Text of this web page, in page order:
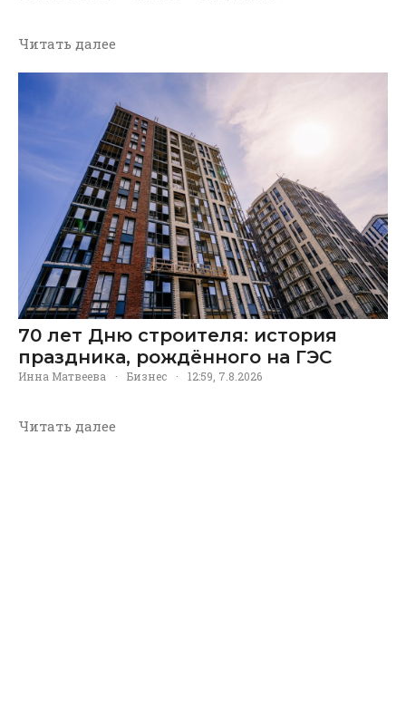
Читать далее
70 лет Дню строителя: история
праздника, рождённого на ГЭС
Инна Матвеева · Бизнес · 12:59, 7.8.2026
Читать далее